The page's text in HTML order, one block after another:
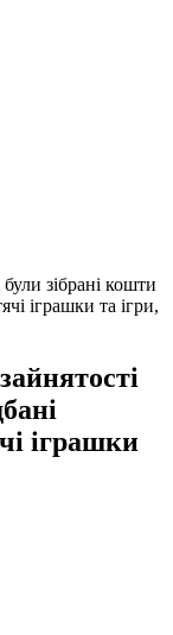
зібрані кошти
іграшки та ігри,
іграшки